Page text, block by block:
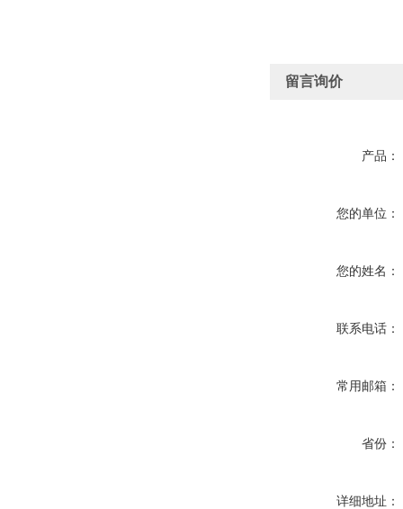
留言询价
产品：
您的单位：
您的姓名：
联系电话：
常用邮箱：
省份：
详细地址：